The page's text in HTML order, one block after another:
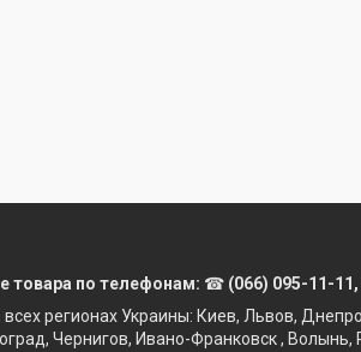
товара по телефонам: ☎ (066) 095-11-11,
регионах Украины: Киев, Львов,
Чернигов, Ивано-Франковск ,